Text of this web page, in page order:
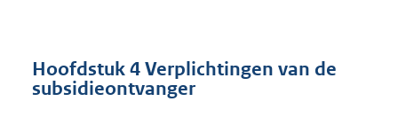
Hoofdstuk 4 Verplichtingen van de
subsidieontvanger